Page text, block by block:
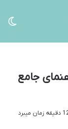
جامع